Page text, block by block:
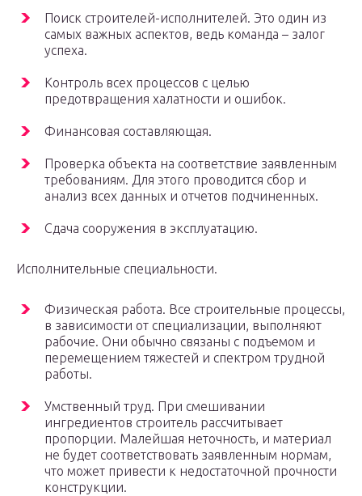
Поиск строителей-исполнителей. Это один из
самых важных аспектов, ведь команда – залог
успеха.
Контроль всех процессов с целью
предотвращения халатности и ошибок.
Финансовая составляющая.
Проверка объекта на соответствие заявленным
требованиям. Для этого проводится сбор и
анализ всех данных и отчетов подчиненных.
Сдача сооружения в эксплуатацию.
Исполнительные специальности.
Физическая работа. Все строительные процессы,
в зависимости от специализации, выполняют
рабочие. Они обычно связаны с подъемом и
перемещением тяжестей и спектром трудной
работы.
Умственный труд. При смешивании
ингредиентов строитель рассчитывает
пропорции. Малейшая неточность, и материал
не будет соответствовать заявленным нормам,
что может привести к недостаточной прочности
конструкции.